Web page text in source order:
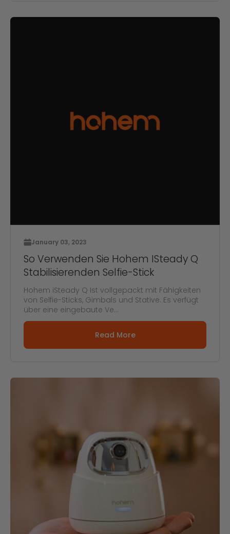
January 03, 2023
So Verwenden Sie Hohem ISteady Q
Stabilisierenden Selfie-Stick
Hohem iSteady Q Ist vollgepackt mit Fähigkeiten
von Selfie-Sticks, Gimbals und Stative. Es verfügt
über eine eingebaute Ve...
Read More